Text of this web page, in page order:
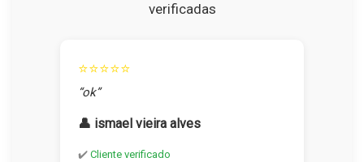
verificadas
⭐⭐⭐⭐⭐
“ok”
👤 ismael vieira alves
✔️ Cliente verificado